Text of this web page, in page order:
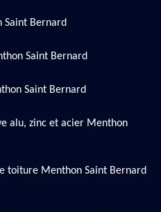
Saint Bernard
Saint Bernard
Saint Bernard
alu, zinc et acier Menthon
toiture Menthon Saint Bernard